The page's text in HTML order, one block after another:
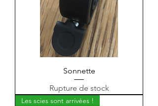
Sonnette
Rupture de stock
Les scies sont arrivées !